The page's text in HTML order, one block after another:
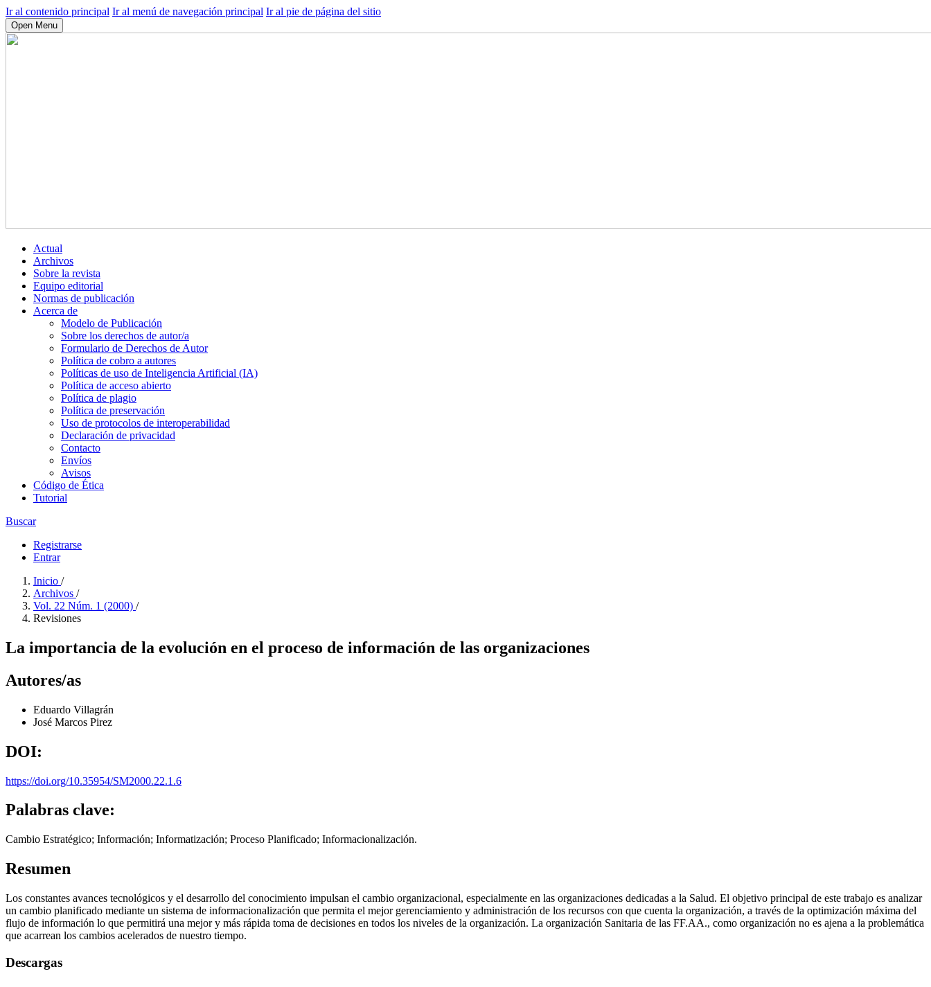
Ir al contenido principal Ir al menú de navegación principal Ir al pie de página del sitio
Open Menu
Actual
Archivos
Sobre la revista
Equipo editorial
Normas de publicación
Acerca de
Modelo de Publicación
Sobre los derechos de autor/a
Formulario de Derechos de Autor
Política de cobro a autores
Políticas de uso de Inteligencia Artificial (IA)
Política de acceso abierto
Política de plagio
Política de preservación
Uso de protocolos de interoperabilidad
Declaración de privacidad
Contacto
Envíos
Avisos
Código de Ética
Tutorial
Buscar
Registrarse
Entrar
Inicio /
Archivos /
Vol. 22 Núm. 1 (2000) /
Revisiones
La importancia de la evolución en el proceso de información de las organizaciones
Autores/as
Eduardo Villagrán
José Marcos Pirez
DOI:
https://doi.org/10.35954/SM2000.22.1.6
Palabras clave:
Cambio Estratégico; Información; Informatización; Proceso Planificado; Informacionalización.
Resumen
Los constantes avances tecnológicos y el desarrollo del conocimiento impulsan el cambio organizacional, especialmente en las organizaciones dedicadas a la Salud. El objetivo principal de este trabajo es analizar
un cambio planificado mediante un sistema de informacionalización que permita el mejor gerenciamiento y administración de los recursos con que cuenta la organización, a través de la optimización máxima del
flujo de información lo que permitirá una mejor y más rápida toma de decisiones en todos los niveles de la organización. La organización Sanitaria de las FF.AA., como organización no es ajena a la problemática
que acarrean los cambios acelerados de nuestro tiempo.
Descargas